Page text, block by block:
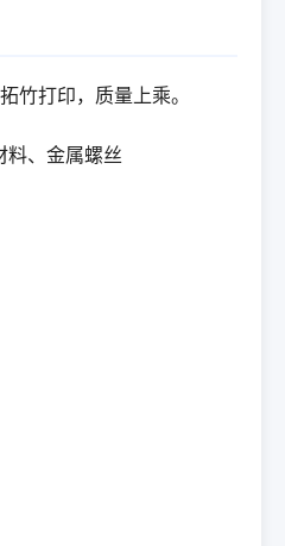
竹打印，质量上乘。
料、金属螺丝